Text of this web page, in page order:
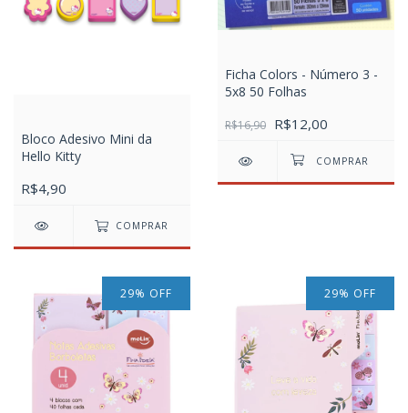
Bloco Adesivo Mini da
Hello Kitty
R$4,90
COMPRAR
Ficha Colors - Número 3 -
5x8 50 Folhas
R$16,90 R$12,00
29% OFF 29% OFF